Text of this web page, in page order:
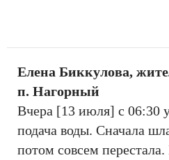
Елена Биккулова,
п. Нагорный
Вчера [13 июля] с 06:30
подача воды. Сначала
потом совсем